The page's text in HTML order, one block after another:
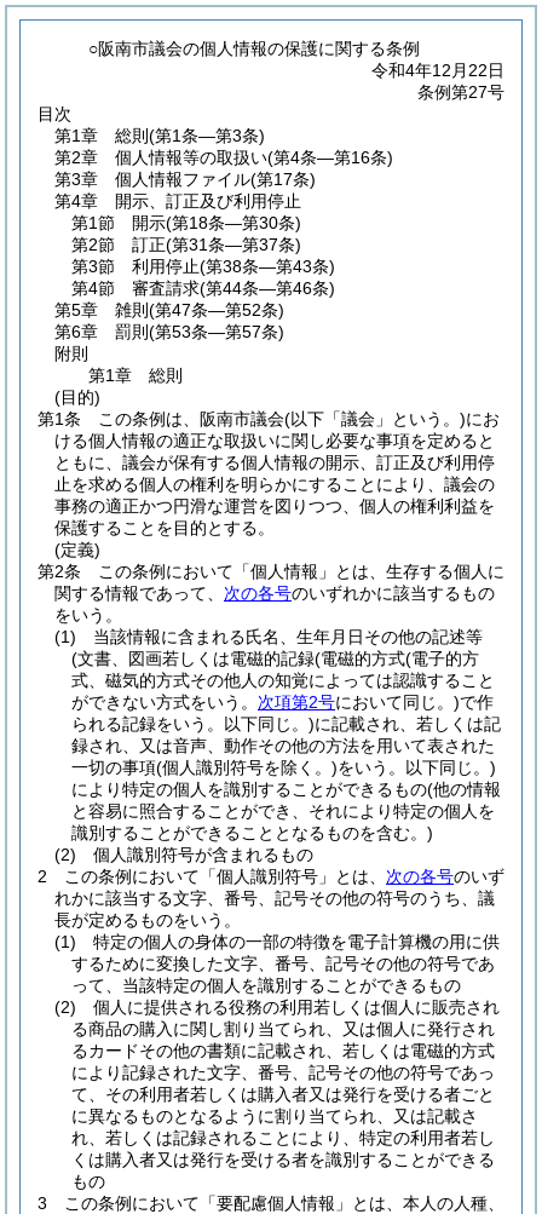
○阪南市議会の個人情報の保護に関する条例
令和4年12月22日
条例第27号
目次
第1章
総則 (第1条―第3条)
第2章
個人情報等の取扱い(第4条―第16条)
第3章
個人情報ファイル(第17条)
第4章
開示、訂正及び利用停止
第1節
開示(第18条―第30条)
第2節
訂正(第31条―第37条)
第3節
利用停止(第38条―第43条)
第4節
審査請求(第44条―第46条)
第5章
雑則 (第47条―第52条)
第6章
罰則 (第53条―第57条)
附則
第1章
総則
(目的)
第1条
この条例は、阪南市議会(以下「議会」という。)にお
ける個人情報の適正な取扱いに関し必要な事項を定めると
ともに、議会が保有する個人情報の開示、訂正及び利用停
止を求める個人の権利を明らかにすることにより、議会の
事務の適正かつ円滑な運営を図りつつ、個人の権利利益を
保護することを目的とする。
(定義)
第2条
この条例において「個人情報」とは、生存する個人に
関する情報であって、 次の各号のいずれかに該当するもの
をいう。
(1)
当該情報に含まれる氏名、生年月日その他の記述等
(文書、図画若しくは電磁的記録(電磁的方式(電子的方
式、磁気的方式その他人の知覚によっては認識すること
ができない方式をいう。 次項第2号において同じ。)で作
られる記録をいう。以下同じ。)に記載され、若しくは記
録され、又は音声、動作その他の方法を用いて表された
一切の事項(個人識別符号を除く。)をいう。以下同じ。)
により特定の個人を識別することができるもの(他の情報
と容易に照合することができ、それにより特定の個人を
識別することができることとなるものを含む。)
(2)
個人識別符号が含まれるもの
2
この条例において「個人識別符号」とは、 次の各号のいず
れかに該当する文字、番号、記号その他の符号のうち、議
長が定めるものをいう。
(1)
特定の個人の身体の一部の特徴を電子計算機の用に供
するために変換した文字、番号、記号その他の符号であ
って、当該特定の個人を識別することができるもの
(2)
個人に提供される役務の利用若しくは個人に販売され
る商品の購入に関し割り当てられ、又は個人に発行され
るカードその他の書類に記載され、若しくは電磁的方式
により記録された文字、番号、記号その他の符号であっ
て、その利用者若しくは購入者又は発行を受ける者ごと
に異なるものとなるように割り当てられ、又は記載さ
れ、若しくは記録されることにより、特定の利用者若し
くは購入者又は発行を受ける者を識別することができる
もの
3
この条例において「要配慮個人情報」とは、本人の人種、